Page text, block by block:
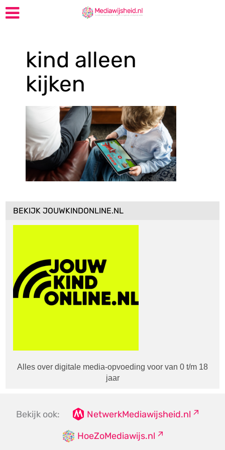
kind alleen
kijken
BEKIJK JOUWKINDONLINE.NL
Alles over digitale media-opvoeding voor van 0 t/m 18
jaar
Bekijk ook:
NetwerkMediawijsheid.nl
HoeZoMediawijs.nl